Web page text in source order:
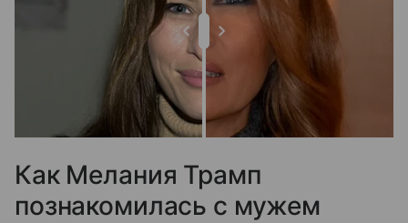
Как Мелания Трамп
познакомилась с мужем